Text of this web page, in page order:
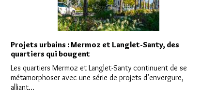
Projets urbains : Mermoz et Langlet-Santy, des
quartiers qui bougent
Les quartiers Mermoz et Langlet-Santy continuent de se
métamorphoser avec une série de projets d’envergure,
alliant...